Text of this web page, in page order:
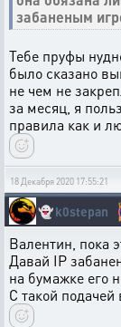
забаненым
Тебе пруфы
было сказано
не чем не
за месяц, я
правила как и
18 Декабря 2020 17:55:21
👻k0stepan
Валентин, пока
Давай IP
на бумажке его
С такой